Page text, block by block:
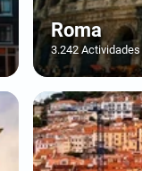
Roma
3.242 Actividades